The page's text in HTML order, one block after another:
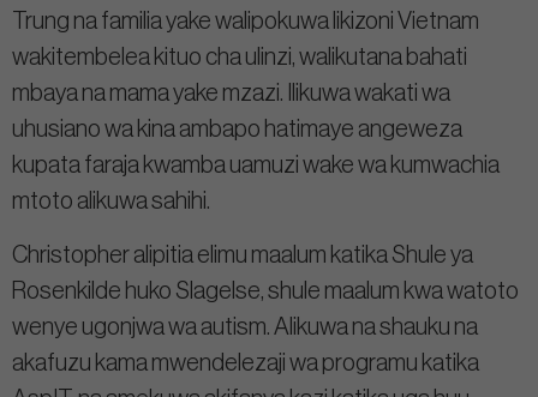
Trung na familia yake walipokuwa likizoni Vietnam
wakitembelea kituo cha ulinzi, walikutana bahati
mbaya na mama yake mzazi. Ilikuwa wakati wa
uhusiano wa kina ambapo hatimaye angeweza
kupata faraja kwamba uamuzi wake wa kumwachia
mtoto alikuwa sahihi.
Christopher alipitia elimu maalum katika Shule ya
Rosenkilde huko Slagelse, shule maalum kwa watoto
wenye ugonjwa wa autism. Alikuwa na shauku na
akafuzu kama mwendelezaji wa programu katika